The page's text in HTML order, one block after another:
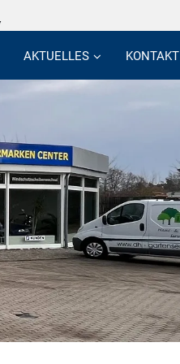
AKTUELLES KONTAKT